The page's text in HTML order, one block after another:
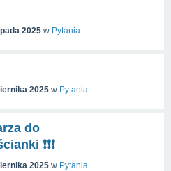
2025 w Pytania
2025 w Pytania
do
❗❗❗
2025 w Pytania